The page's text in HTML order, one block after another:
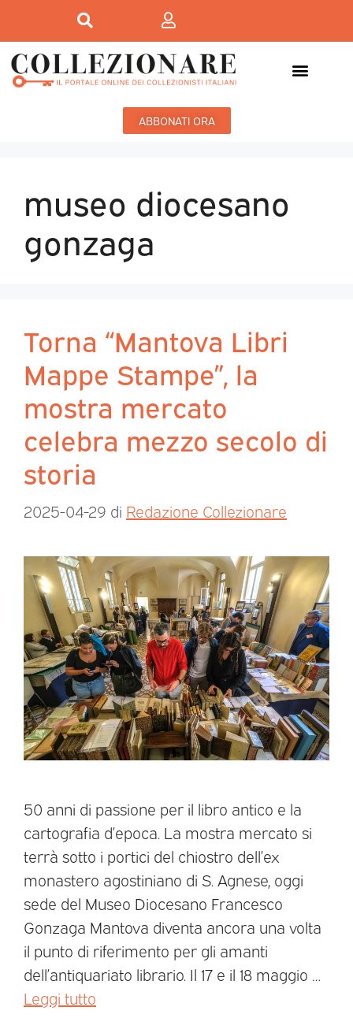
ABBONATI ORA
museo diocesano
gonzaga
Torna “Mantova Libri
Mappe Stampe”, la
mostra mercato
celebra mezzo secolo di
storia
2025-04-29 di Redazione Collezionare
50 anni di passione per il libro antico e la
cartografia d’epoca. La mostra mercato si
terrà sotto i portici del chiostro dell’ex
monastero agostiniano di S. Agnese, oggi
sede del Museo Diocesano Francesco
Gonzaga Mantova diventa ancora una volta
il punto di riferimento per gli amanti
dell’antiquariato librario. Il 17 e il 18 maggio …
Leggi tutto